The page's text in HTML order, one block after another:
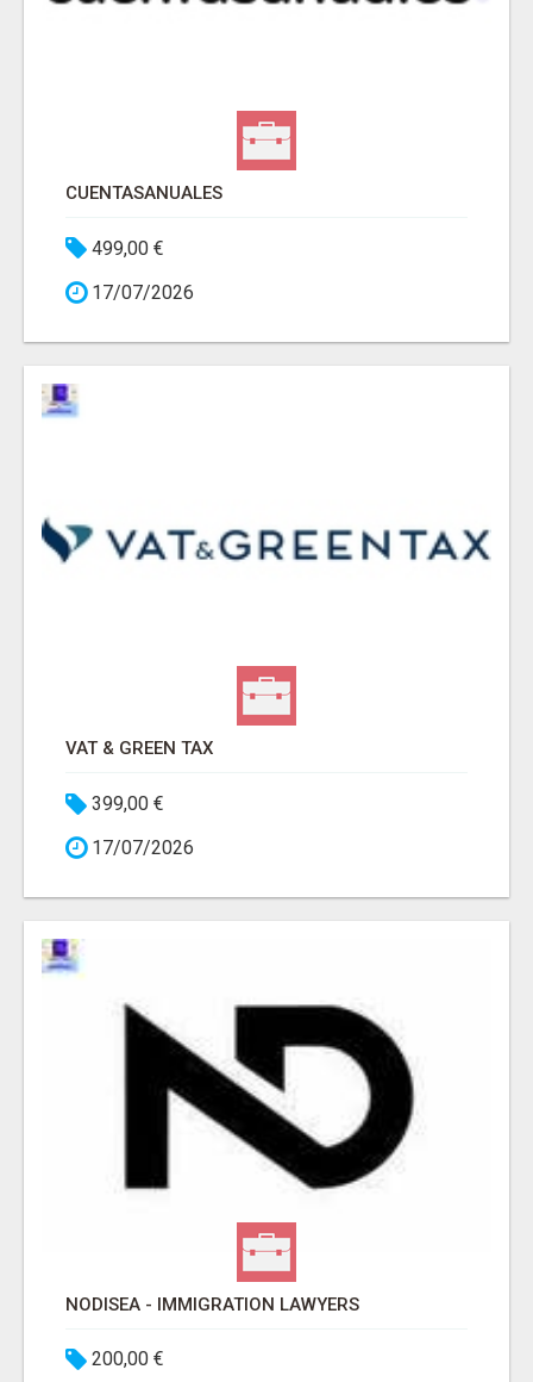
CUENTASANUALES
499,00 €
17/07/2026
VAT & GREEN TAX
399,00 €
17/07/2026
NODISEA - IMMIGRATION LAWYERS
200,00 €